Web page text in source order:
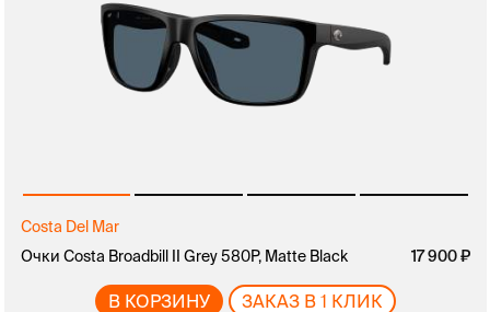
Costa Del Mar
Очки Costa Broadbill II Grey 580P, Matte Black
17 900
В КОРЗИНУ ЗАКАЗ В 1 КЛИК